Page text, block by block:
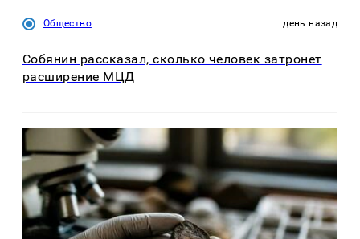
Общество день назад
Собянин рассказал, сколько человек затронет
расширение МЦД